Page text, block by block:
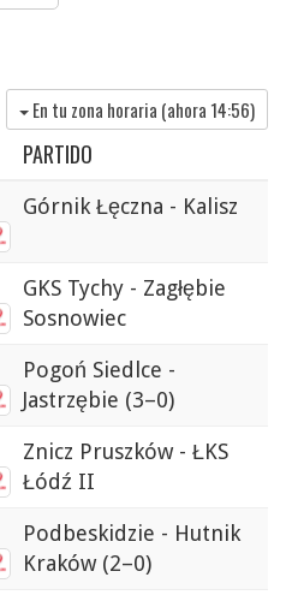
En tu zona horaria (ahora 14:56)
PARTIDO
Górnik Łęczna - Kalisz
GKS Tychy - Zagłębie
Sosnowiec
Pogoń Siedlce -
Jastrzębie (3–0)
Znicz Pruszków - ŁKS
Łódź II
Podbeskidzie - Hutnik
Kraków (2–0)